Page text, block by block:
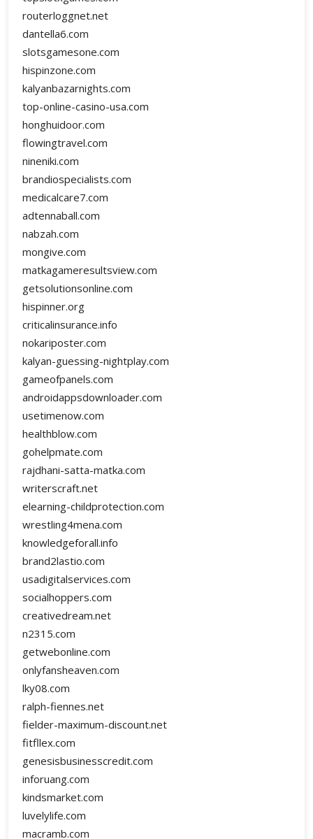
routerloggnet.net
dantella6.com
slotsgamesone.com
hispinzone.com
kalyanbazarnights.com
top-online-casino-usa.com
honghuidoor.com
flowingtravel.com
nineniki.com
brandiospecialists.com
medicalcare7.com
adtennaball.com
nabzah.com
mongive.com
matkagameresultsview.com
getsolutionsonline.com
hispinner.org
criticalinsurance.info
nokariposter.com
kalyan-guessing-nightplay.com
gameofpanels.com
androidappsdownloader.com
usetimenow.com
healthblow.com
gohelpmate.com
rajdhani-satta-matka.com
writerscraft.net
elearning-childprotection.com
wrestling4mena.com
knowledgeforall.info
brand2lastio.com
usadigitalservices.com
socialhoppers.com
creativedream.net
n2315.com
getwebonline.com
onlyfansheaven.com
lky08.com
ralph-fiennes.net
fielder-maximum-discount.net
fitfllex.com
genesisbusinesscredit.com
inforuang.com
kindsmarket.com
luvelylife.com
macramb.com